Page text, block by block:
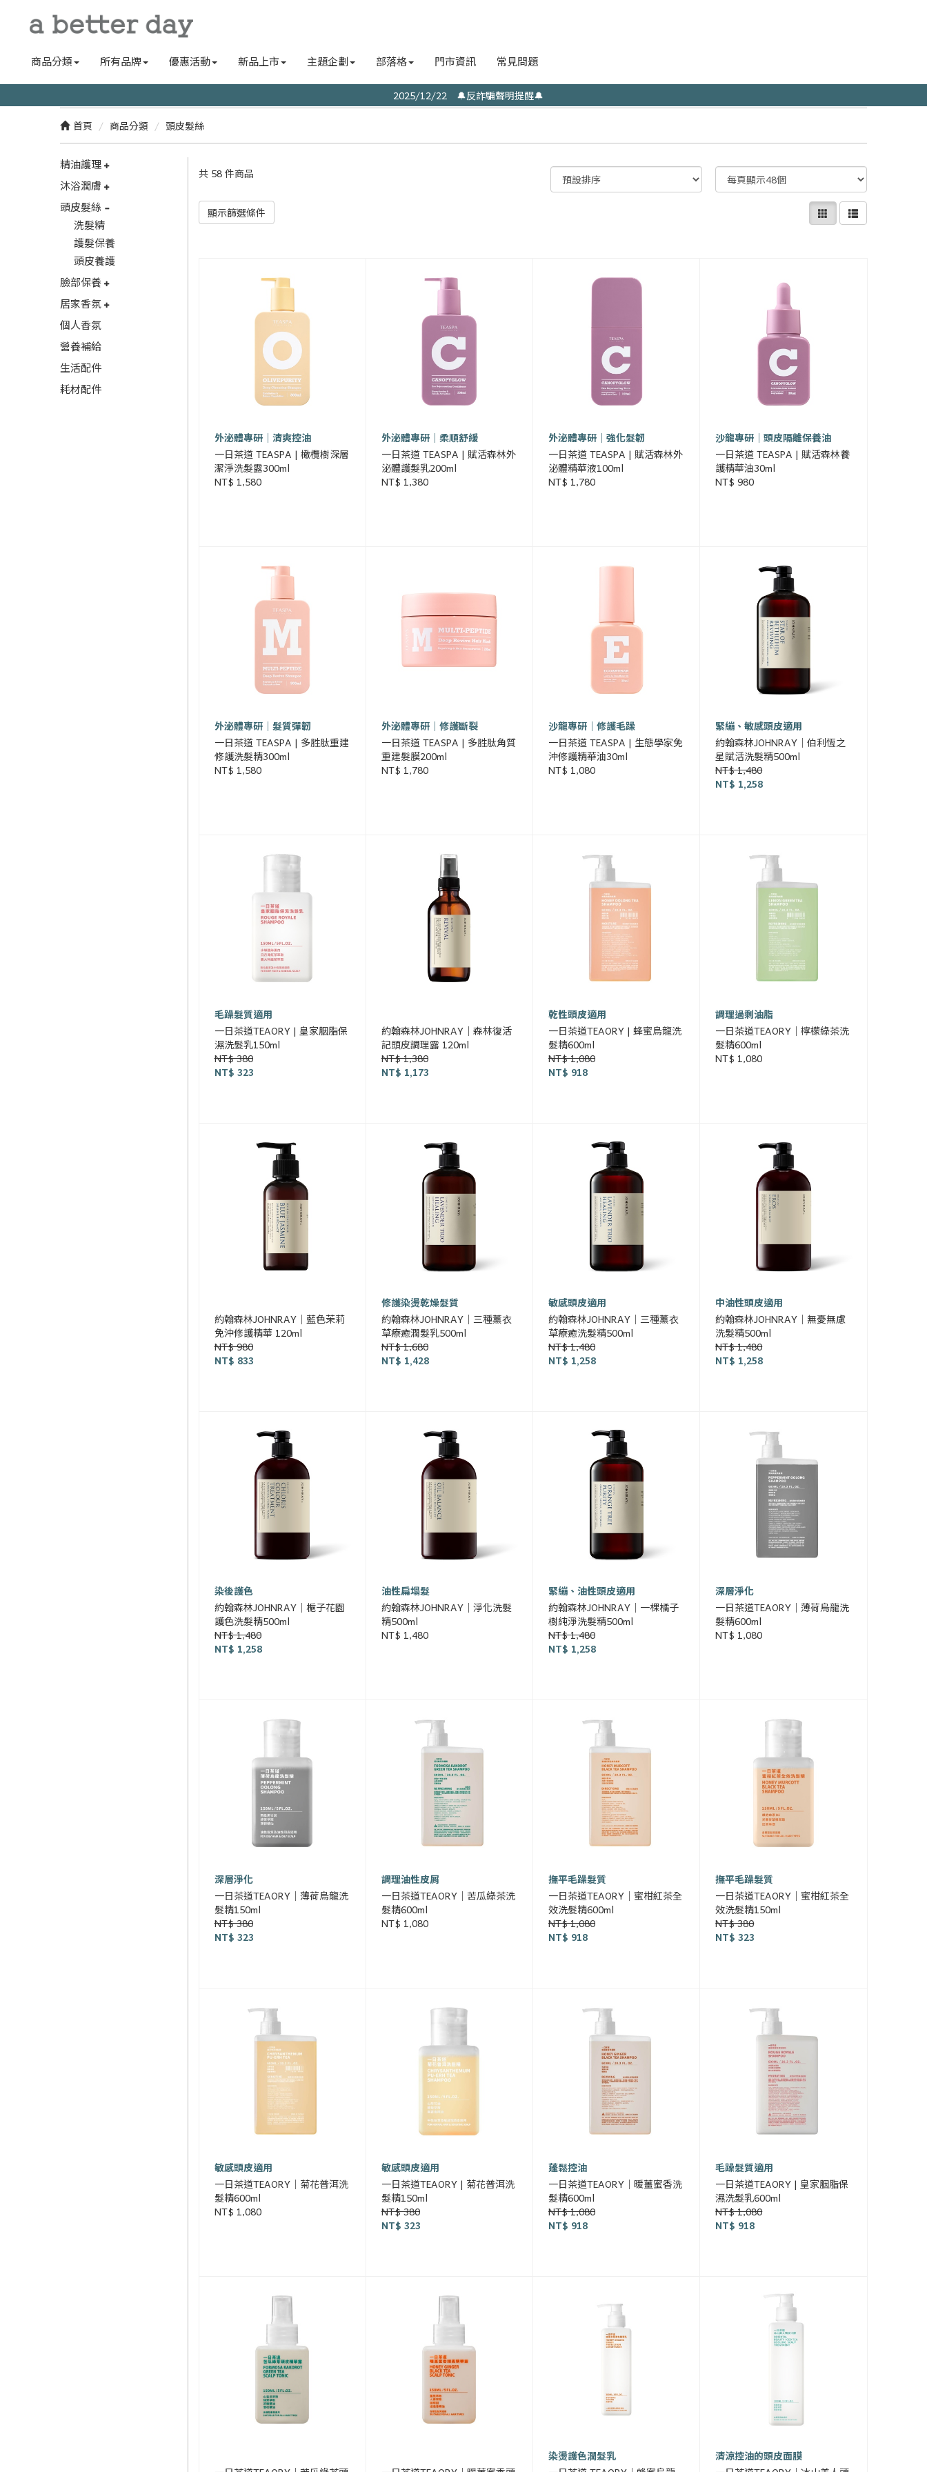
商品分類 所有品牌 優惠活動 新品上市 主題企劃 部落格 門市資訊 常見問題
2025/12/22 🔔反詐騙聲明提醒🔔
首頁
商品分類 頭皮髮絲
精油護理
沐浴潤膚
頭皮髮絲
洗髮精
護髮保養
頭皮養護
臉部保養
居家香氛
個人香氛
營養補給
生活配件
耗材配件
共 58 件商品
顯示篩選條件
外泌體專研｜清爽控油
一日茶道 TEASPA | 橄欖樹深層
潔淨洗髮露300ml
NT$ 1,580
外泌體專研｜柔順舒緩
一日茶道 TEASPA | 賦活森林外
泌體護髮乳200ml
NT$ 1,380
外泌體專研｜強化髮韌
一日茶道 TEASPA | 賦活森林外
泌體精華液100ml
NT$ 1,780
沙龍專研｜頭皮隔離保養油
一日茶道 TEASPA | 賦活森林養
護精華油30ml
NT$ 980
外泌體專研｜髮質彈韌
一日茶道 TEASPA | 多胜肽重建
修護洗髮精300ml
NT$ 1,580
外泌體專研｜修護斷裂
一日茶道 TEASPA | 多胜肽角質
重建髮膜200ml
NT$ 1,780
沙龍專研｜修護毛躁
一日茶道 TEASPA | 生態學家免
沖修護精華油30ml
NT$ 1,080
緊繃、敏感頭皮適用
約翰森林JOHNRAY｜伯利恆之
星賦活洗髮精500ml
NT$ 1,480
NT$ 1,258
毛躁髮質適用
一日茶道TEAORY | 皇家胭脂保
濕洗髮乳150ml
NT$ 380
NT$ 323
約翰森林JOHNRAY｜森林復活
記頭皮調理露 120ml
NT$ 1,380
NT$ 1,173
乾性頭皮適用
一日茶道TEAORY | 蜂蜜烏龍洗
髮精600ml
NT$ 1,080
NT$ 918
調理過剩油脂
一日茶道TEAORY｜檸檬綠茶洗
髮精600ml
NT$ 1,080
約翰森林JOHNRAY｜藍色茉莉
免沖修護精華 120ml
NT$ 980
NT$ 833
修護染燙乾燥髮質
約翰森林JOHNRAY｜三種薰衣
草療癒潤髮乳500ml
NT$ 1,680
NT$ 1,428
敏感頭皮適用
約翰森林JOHNRAY｜三種薰衣
草療癒洗髮精500ml
NT$ 1,480
NT$ 1,258
中油性頭皮適用
約翰森林JOHNRAY｜無憂無慮
洗髮精500ml
NT$ 1,480
NT$ 1,258
染後護色
約翰森林JOHNRAY｜梔子花園
護色洗髮精500ml
NT$ 1,480
NT$ 1,258
油性扁塌髮
約翰森林JOHNRAY｜淨化洗髮
精500ml
NT$ 1,480
緊繃、油性頭皮適用
約翰森林JOHNRAY｜一棵橘子
樹純淨洗髮精500ml
NT$ 1,480
NT$ 1,258
深層淨化
一日茶道TEAORY｜薄荷烏龍洗
髮精600ml
NT$ 1,080
深層淨化
一日茶道TEAORY｜薄荷烏龍洗
髮精150ml
NT$ 380
NT$ 323
調理油性皮屑
一日茶道TEAORY｜苦瓜綠茶洗
髮精600ml
NT$ 1,080
撫平毛躁髮質
一日茶道TEAORY｜蜜柑紅茶全
效洗髮精600ml
NT$ 1,080
NT$ 918
撫平毛躁髮質
一日茶道TEAORY｜蜜柑紅茶全
效洗髮精150ml
NT$ 380
NT$ 323
敏感頭皮適用
一日茶道TEAORY｜菊花普洱洗
髮精600ml
NT$ 1,080
敏感頭皮適用
一日茶道TEAORY | 菊花普洱洗
髮精150ml
NT$ 380
NT$ 323
蓬鬆控油
一日茶道TEAORY｜暖薑蜜香洗
髮精600ml
NT$ 1,080
NT$ 918
毛躁髮質適用
一日茶道TEAORY | 皇家胭脂保
濕洗髮乳600ml
NT$ 1,080
NT$ 918
染燙護色潤髮乳
清涼控油的頭皮面膜